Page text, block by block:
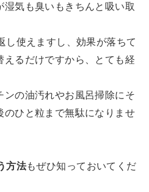
気も臭いもきちんと吸い取
し使えますし、効果が落ちて
えるだけですから、とても経
の油汚れやお風呂掃除にそ
のひと粒まで無駄になりませ
方法もぜひ知っておいてくだ